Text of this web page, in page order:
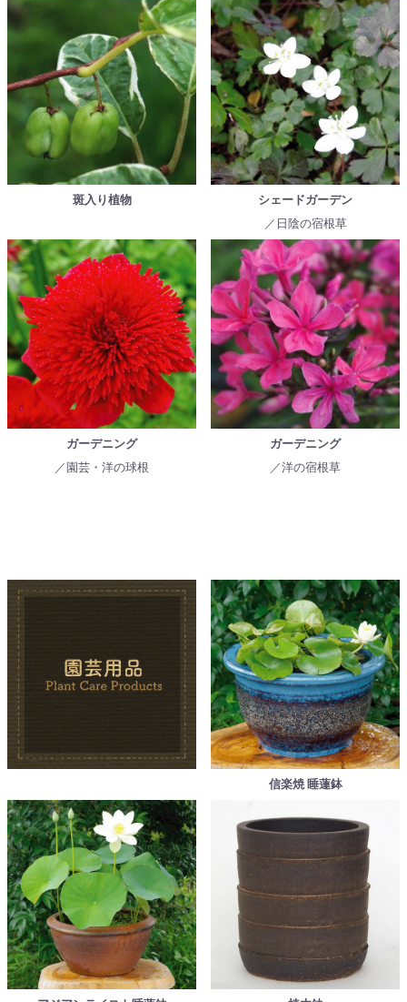
斑入り植物
シェードガーデン
／日陰の宿根草
ガーデニング
／園芸・洋の球根
ガーデニング
／洋の宿根草
信楽焼 睡蓮鉢